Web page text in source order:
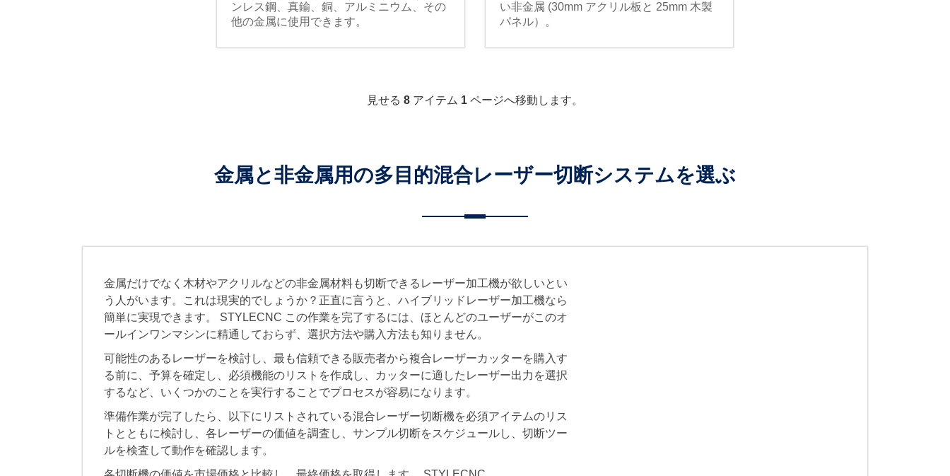
ンレス鋼、真鍮、銅、アルミニウム、その
他の金属に使用できます。
い非金属 (30mm アクリル板と 25mm 木製
パネル）。
見せる 8 アイテム 1 ページへ移動します。
金属と非金属用の多目的混合レーザー切断システムを選ぶ
金属だけでなく木材やアクリルなどの非金属材料も切断できるレーザー加工機が欲しいとい
う人がいます。これは現実的でしょうか？正直に言うと、ハイブリッドレーザー加工機なら
簡単に実現できます。 STYLECNC この作業を完了するには、ほとんどのユーザーがこのオ
ールインワンマシンに精通しておらず、選択方法や購入方法も知りません。
可能性のあるレーザーを検討し、最も信頼できる販売者から複合レーザーカッターを購入す
る前に、予算を確定し、必須機能のリストを作成し、カッターに適したレーザー出力を選択
するなど、いくつかのことを実行することでプロセスが容易になります。
準備作業が完了したら、以下にリストされている混合レーザー切断機を必須アイテムのリス
トとともに検討し、各レーザーの価値を調査し、サンプル切断をスケジュールし、切断ツー
ルを検査して動作を確認します。